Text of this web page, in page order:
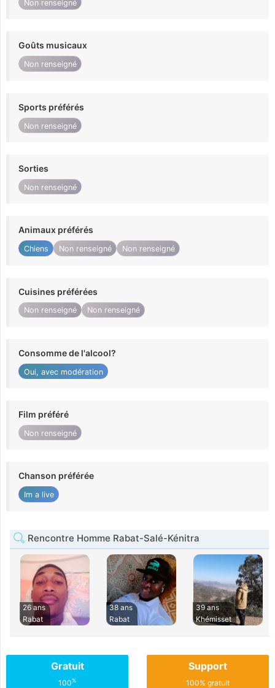
Non renseigné
Goûts musicaux
Non renseigné
Sports préférés
Non renseigné
Sorties
Non renseigné
Animaux préférés
Chiens Non renseigné Non renseigné
Cuisines préférées
Non renseigné Non renseigné
Consomme de l'alcool?
Oui, avec modération
Film préféré
Non renseigné
Chanson préférée
Im a live
Rencontre Homme Rabat-Salé-Kénitra
26 ans
Rabat
38 ans
Rabat
39 ans
Khémisset
Gratuit
100%
Support
100% gratuit